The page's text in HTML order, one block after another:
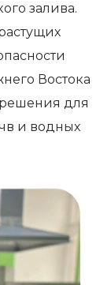
залива.
Востока
для
и водных